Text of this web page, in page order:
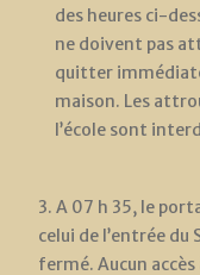
des heures ci-
ne doivent pas
quitter
maison. Les
l’école sont
3. A 07 h 35, le
celui de l’entrée
fermé. Aucun accès